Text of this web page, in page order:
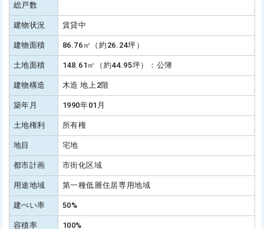
総戸数
建物状況 賃貸中
建物面積 86.76㎡（約26.24坪）
土地面積 148.61㎡（約44.95坪）：公簿
建物構造 木造 地上2階
築年月 1990年01月
土地権利 所有権
地目 宅地
都市計画 市街化区域
用途地域 第一種低層住居専用地域
建ぺい率 50%
容積率 100%